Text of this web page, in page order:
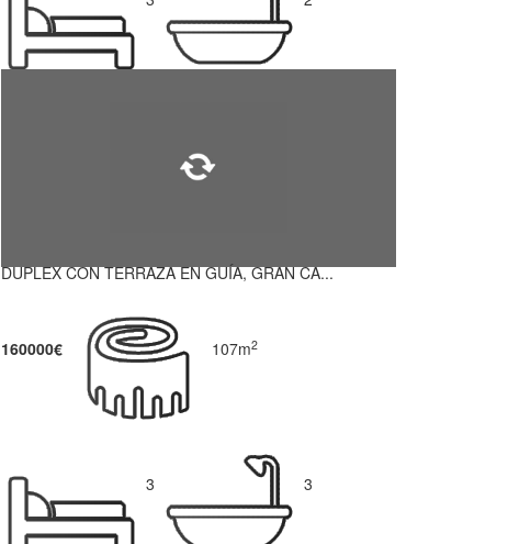
DUPLEX CON TERRAZA EN GUÍA, GRAN CA...
160000€ 107m2
3 3